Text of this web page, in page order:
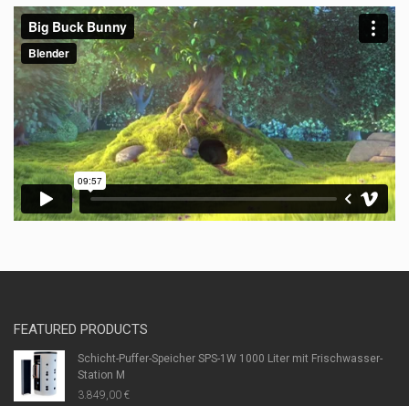
FEATURED PRODUCTS
Schicht-Puffer-Speicher SPS-1W 1000 Liter mit Frischwasser-
Station M
3.849,00 €